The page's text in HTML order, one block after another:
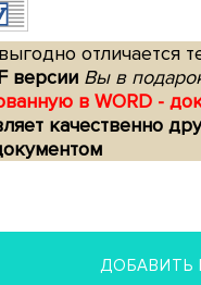
отличается
версии Вы в
в WORD -
качественно
ДОБАВИТЬ